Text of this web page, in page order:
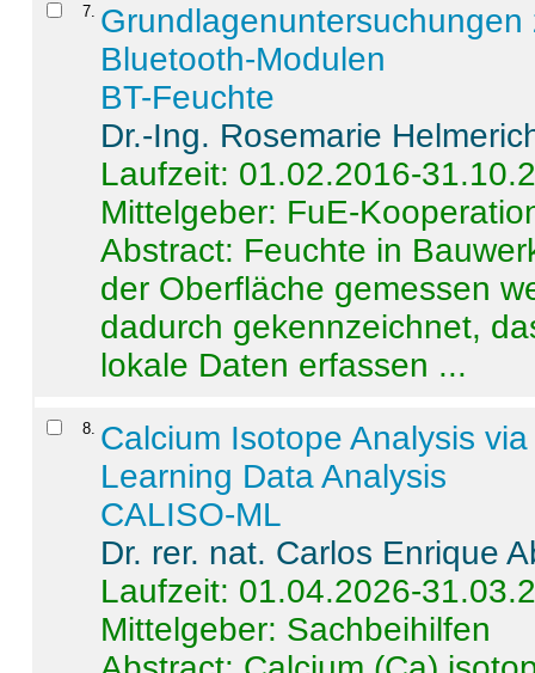
7
Bluetooth-Modulen
BT-Feuchte
Dr.-Ing. Rosemarie
Laufzeit: 01.02.2016-
Mittelgeber: FuE-
Abstract: Feuchte in
der Oberfläche gemessen
dadurch gekennzeichnet,
lokale Daten erfassen ...
8 Calcium Isotope Analysis
Learning Data Analysis
CALISO-ML
Dr. rer. nat. Carlos Enrique
Laufzeit: 01.04.2026-
Mittelgeber: Sachbeihilfen